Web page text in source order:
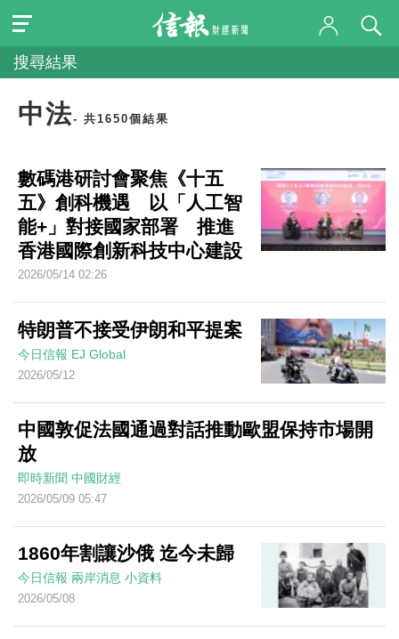
搜尋結果
中法- 共1650個結果
數碼港研討會聚焦《十五
五》創科機遇 以「人工智
能+」對接國家部署 推進
香港國際創新科技中心建設
2026/05/14 02:26
特朗普不接受伊朗和平提案
今日信報 EJ Global
2026/05/12
中國敦促法國通過對話推動歐盟保持市場開
放
即時新聞 中國財經
2026/05/09 05:47
1860年割讓沙俄 迄今未歸
今日信報 兩岸消息 小資料
2026/05/08